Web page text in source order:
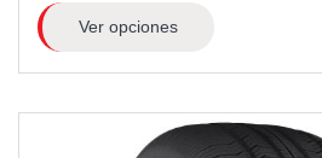
Ver opciones